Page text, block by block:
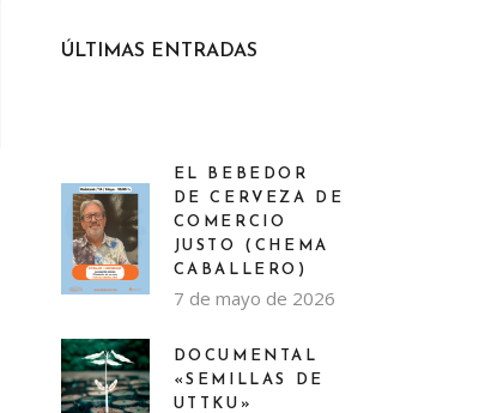
ÚLTIMAS ENTRADAS
EL BEBEDOR
DE CERVEZA DE
COMERCIO
JUSTO (CHEMA
CABALLERO)
7 de mayo de 2026
DOCUMENTAL
«SEMILLAS DE
UTTKU»